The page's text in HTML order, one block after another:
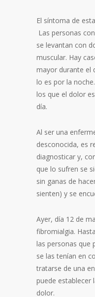
El síntoma de
Las personas
se levantan con
muscular. Hay
mayor durante el
lo es por la
los que el dolor
día.
Al ser una
desconocida, es
diagnosticar y,
que lo sufren se
sin ganas de
sienten) y se
Ayer, día 12 de
fibromialgia.
las personas que
se las tenían en
tratarse de una
puede establecer
dolor.